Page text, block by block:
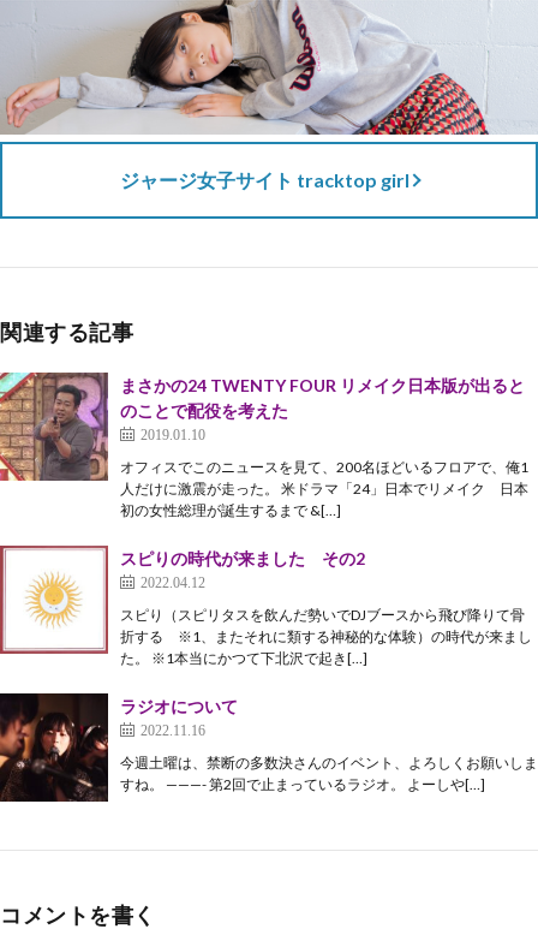
ジャージ女子サイト tracktop girl
関連する記事
まさかの24 TWENTY FOUR リメイク日本版が出ると
のことで配役を考えた
2019.01.10
オフィスでこのニュースを見て、200名ほどいるフロアで、俺1
人だけに激震が走った。 米ドラマ「24」日本でリメイク 日本
初の女性総理が誕生するまで &[…]
スピりの時代が来ました その2
2022.04.12
スピり（スピリタスを飲んだ勢いでDJブースから飛び降りて骨
折する ※1、またそれに類する神秘的な体験）の時代が来まし
た。 ※1本当にかつて下北沢で起き[…]
ラジオについて
2022.11.16
今週土曜は、禁断の多数決さんのイベント、よろしくお願いしま
すね。 ———- 第2回で止まっているラジオ。 よーしや[…]
コメントを書く